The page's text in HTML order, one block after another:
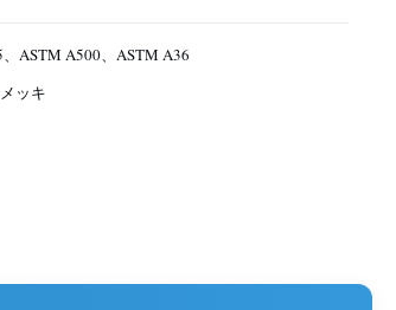
ASTM A500、ASTM A36
ッキ